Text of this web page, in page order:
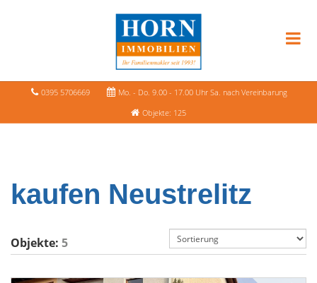
0395 5706669
Mo. - Do. 9.00 - 17.00 Uhr Sa. nach Vereinbarung
Objekte: 125
kaufen Neustrelitz
Objekte: 5